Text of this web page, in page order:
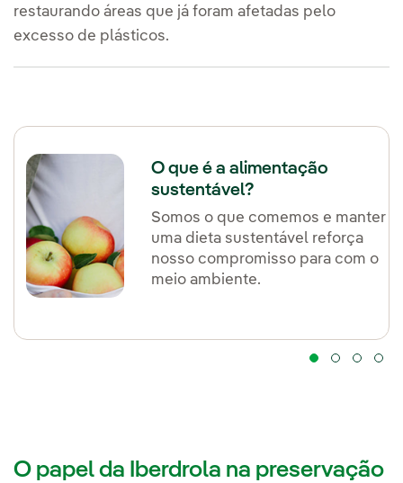
restaurando áreas que já foram afetadas pelo
excesso de plásticos.
O que é a alimentação
sustentável?
Somos o que comemos e manter
uma dieta sustentável reforça
nosso compromisso para com o
meio ambiente.
O papel da Iberdrola na preservação